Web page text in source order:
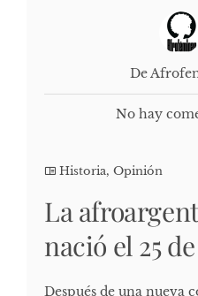
De
No hay
Historia, Opinión
La
nació el 25
Después de una nueva